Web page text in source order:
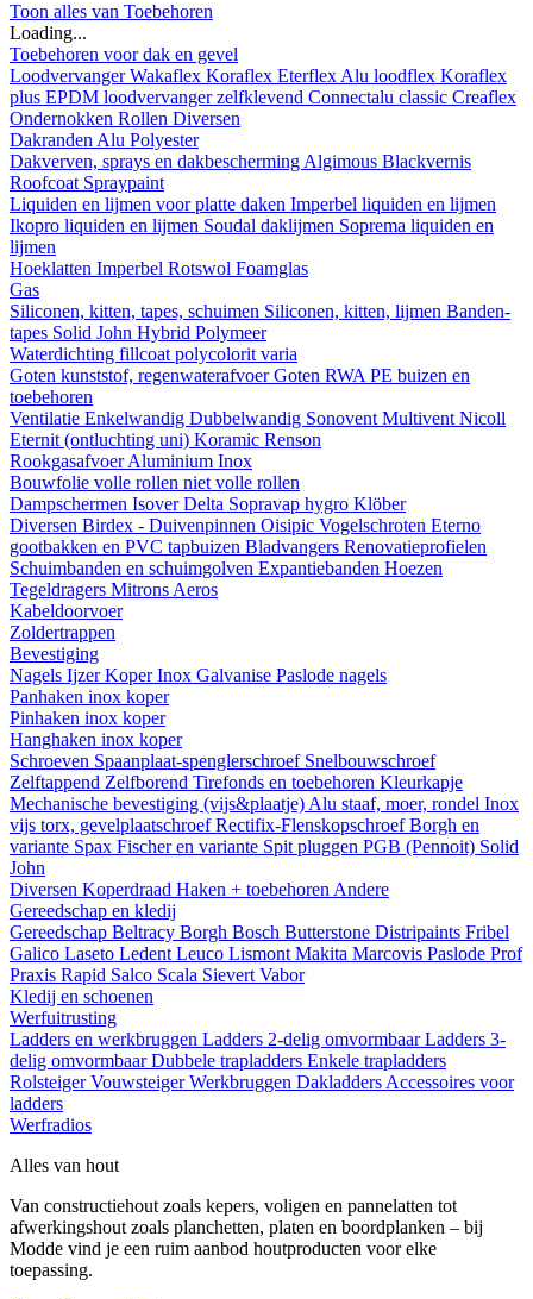
Toon alles van Toebehoren
Loading...
Toebehoren voor dak en gevel
LoodvervangerWakaflex Koraflex Eterflex Alu loodflex Koraflex
plus EPDM loodvervanger zelfklevend Connectalu classic Creaflex
Ondernokken Rollen Diversen
Dakranden Alu Polyester
Dakverven, sprays en dakbescherming Algimous Blackvernis
Roofcoat Spraypaint
Liquiden en lijmen voor platte daken Imperbel liquiden en lijmen
Ikopro liquiden en lijmen Soudal daklijmen Soprema liquiden en
lijmen
Hoeklatten Imperbel Rotswol Foamglas
Gas
Siliconen, kitten, tapes, schuimen Siliconen, kitten, lijmen Banden-
tapes Solid John Hybrid Polymeer
Waterdichting fillcoat polycolorit varia
Goten kunststof, regenwaterafvoerGoten RWA PE buizen en
toebehoren
Ventilatie Enkelwandig Dubbelwandig Sonovent Multivent Nicoll
Eternit (ontluchting uni) Koramic Renson
RookgasafvoerAluminium Inox
Bouwfolie volle rollen niet volle rollen
Dampschermen IsoverDelta Sopravap hygro Klöber
Diversen Birdex - Duivenpinnen Oisipic Vogelschroten Eterno
gootbakken en PVC tapbuizen Bladvangers Renovatieprofielen
Schuimbanden en schuimgolven Expantiebanden Hoezen
Tegeldragers Mitrons Aeros
Kabeldoorvoer
Zoldertrappen
Bevestiging
Nagels IjzerKoperInox Galvanise Paslode nagels
Panhaken inox koper
Pinhaken inox koper
Hanghaken inox koper
Schroeven Spaanplaat-spenglerschroef Snelbouwschroef
Zelftappend Zelfborend Tirefonds en toebehoren Kleurkapje
Mechanische bevestiging (vijs&plaatje) Alu staaf, moer, rondel Inox
vijs torx, gevelplaatschroefRectifix-FlenskopschroefBorgh en
variante Spax Fischer en variante Spit pluggen PGB (Pennoit) Solid
John
Diversen Koperdraad Haken + toebehoren Andere
Gereedschap en kledij
Gereedschap Beltracy Borgh Bosch Butterstone Distripaints Fribel
Galico Laseto Ledent Leuco Lismont Makita Marcovis Paslode Prof
Praxis Rapid Salco Scala Sievert Vabor
Kledij en schoenen
Werfuitrusting
Ladders en werkbruggen Ladders 2-delig omvormbaarLadders 3-
delig omvormbaarDubbele trapladders Enkele trapladders
RolsteigerVouwsteigerWerkbruggen Dakladders Accessoires voor
ladders
Werfradios
Alles van hout
Van constructiehout zoals kepers, voligen en pannelatten tot
afwerkingshout zoals planchetten, platen en boordplanken – bij
Modde vind je een ruim aanbod houtproducten voor elke
toepassing.